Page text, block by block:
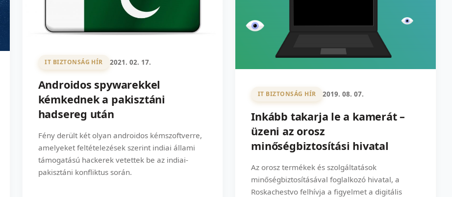
IT BIZTONSÁG HÍR 2021. 02. 17.
Androidos spywarekkel
kémkednek a pakisztáni
hadsereg után
Fény derült két olyan androidos kémszoftverre,
amelyeket feltételezések szerint indiai állami
támogatású hackerek vetettek be az indiai-
pakisztáni konfliktus során.
IT BIZTONSÁG HÍR 2019. 08. 07.
Inkább takarja le a kamerát –
üzeni az orosz
minőségbiztosítási hivatal
Az orosz termékek és szolgáltatások
minőségbiztosításával foglalkozó hivatal, a
Roskachestvo felhívja a figyelmet a digitális